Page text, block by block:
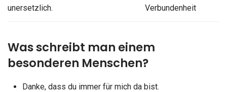
unersetzlich.
Verbundenheit
Was schreibt man einem
besonderen Menschen?
Danke, dass du immer für mich da bist.